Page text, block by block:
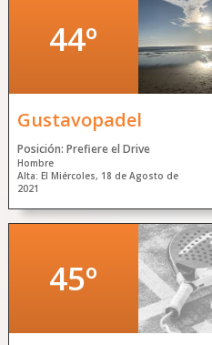
44º
Gustavopadel
Posición: Prefiere el Drive
Hombre
Alta: El Miércoles, 18 de Agosto de
2021
45º